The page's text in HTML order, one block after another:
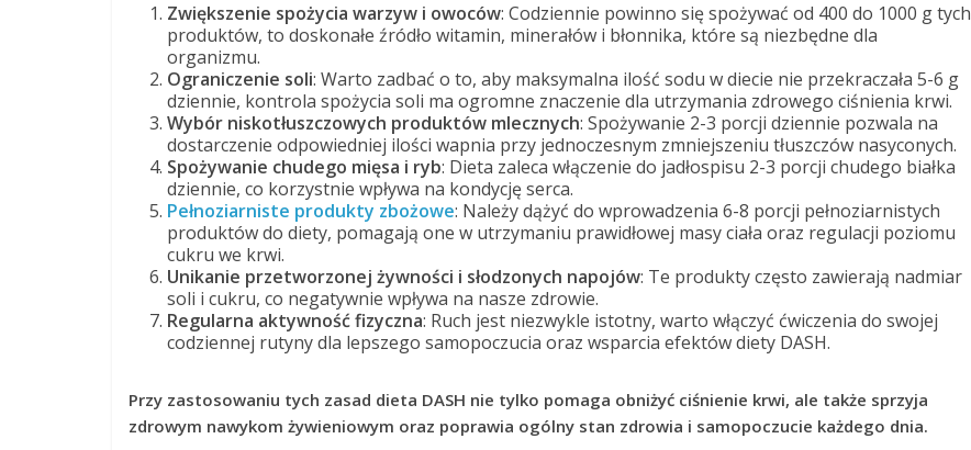
Zwiększenie spożycia warzyw i owoców: Codziennie powinno się spożywać od 400 do 1000 g tych
produktów, to doskonałe źródło witamin, minerałów i błonnika, które są niezbędne dla
organizmu.
Ograniczenie soli: Warto zadbać o to, aby maksymalna ilość sodu w diecie nie przekraczała 5-6 g
dziennie, kontrola spożycia soli ma ogromne znaczenie dla utrzymania zdrowego ciśnienia krwi.
Wybór niskotłuszczowych produktów mlecznych: Spożywanie 2-3 porcji dziennie pozwala na
dostarczenie odpowiedniej ilości wapnia przy jednoczesnym zmniejszeniu tłuszczów nasyconych.
Spożywanie chudego mięsa i ryb: Dieta zaleca włączenie do jadłospisu 2-3 porcji chudego białka
dziennie, co korzystnie wpływa na kondycję serca.
Pełnoziarniste produkty zbożowe: Należy dążyć do wprowadzenia 6-8 porcji pełnoziarnistych
produktów do diety, pomagają one w utrzymaniu prawidłowej masy ciała oraz regulacji poziomu
cukru we krwi.
Unikanie przetworzonej żywności i słodzonych napojów: Te produkty często zawierają nadmiar
soli i cukru, co negatywnie wpływa na nasze zdrowie.
Regularna aktywność fizyczna: Ruch jest niezwykle istotny, warto włączyć ćwiczenia do swojej
codziennej rutyny dla lepszego samopoczucia oraz wsparcia efektów diety DASH.
Przy zastosowaniu tych zasad dieta DASH nie tylko pomaga obniżyć ciśnienie krwi, ale także sprzyja
zdrowym nawykom żywieniowym oraz poprawia ogólny stan zdrowia i samopoczucie każdego dnia.